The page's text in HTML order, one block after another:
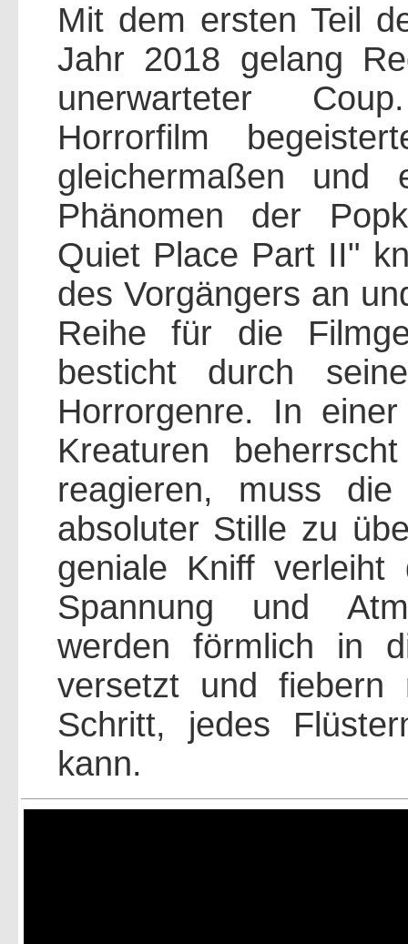
Mit dem ersten Teil
Jahr 2018 gelang
unerwarteter
Horrorfilm
gleichermaßen und
Phänomen der
Quiet Place Part II"
des Vorgängers an
Reihe für die
besticht durch
Horrorgenre. In
Kreaturen
reagieren, muss
absoluter Stille zu
geniale Kniff verleiht
Spannung und
werden förmlich in
versetzt und
Schritt, jedes
kann.